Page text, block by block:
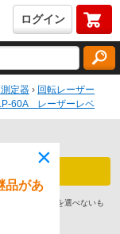
ログイン
定器 › 回転レーザー
60A レーザーレベ
しか保証期間を選べないも
×
品があ